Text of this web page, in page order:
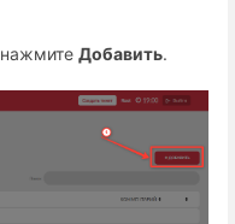
Добавить.